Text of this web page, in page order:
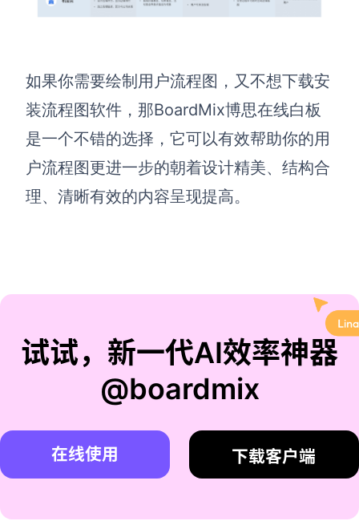
如果你需要绘制用户流程图，又不想下载安
装流程图软件，那BoardMix博思在线白板
是一个不错的选择，它可以有效帮助你的用
户流程图更进一步的朝着设计精美、结构合
理、清晰有效的内容呈现提高。
试试，新一代AI效率神器
@boardmix
在线使用 下载客户端